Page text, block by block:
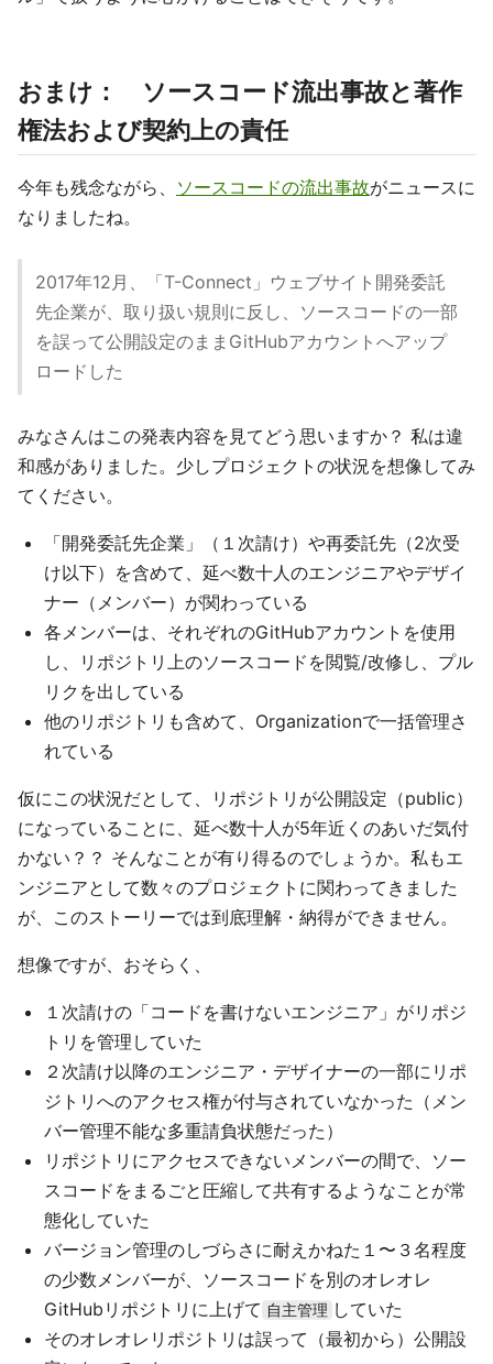
おまけ： ソースコード流出事故と著作
権法および契約上の責任
今年も残念ながら、 ソースコードの流出事故がニュースに
なりましたね。
2017年12月、「T-Connect」ウェブサイト開発委託
先企業が、取り扱い規則に反し、ソースコードの一部
を誤って公開設定のままGitHubアカウントへアップ
ロードした
みなさんはこの発表内容を見てどう思いますか？ 私は違
和感がありました。少しプロジェクトの状況を想像してみ
てください。
「開発委託先企業」（１次請け）や再委託先（2次受
け以下）を含めて、延べ数十人のエンジニアやデザイ
ナー（メンバー）が関わっている
各メンバーは、それぞれのGitHubアカウントを使用
し、リポジトリ上のソースコードを閲覧/改修し、プル
リクを出している
他のリポジトリも含めて、Organizationで一括管理さ
れている
仮にこの状況だとして、リポジトリが公開設定（public）
になっていることに、延べ数十人が5年近くのあいだ気付
かない？？ そんなことが有り得るのでしょうか。私もエ
ンジニアとして数々のプロジェクトに関わってきました
が、このストーリーでは到底理解・納得ができません。
想像ですが、おそらく、
１次請けの「コードを書けないエンジニア」がリポジ
トリを管理していた
２次請け以降のエンジニア・デザイナーの一部にリポ
ジトリへのアクセス権が付与されていなかった（メン
バー管理不能な多重請負状態だった）
リポジトリにアクセスできないメンバーの間で、ソー
スコードをまるごと圧縮して共有するようなことが常
態化していた
バージョン管理のしづらさに耐えかねた１〜３名程度
の少数メンバーが、ソースコードを別のオレオレ
GitHubリポジトリに上げて 自主管理 していた
そのオレオレリポジトリは誤って（最初から）公開設